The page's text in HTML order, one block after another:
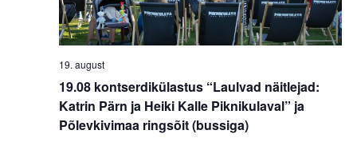
19.08 kontserdikülastus “Laulvad näitlejad:
Katrin Pärn ja Heiki Kalle Piknikulaval” ja
Põlevkivimaa ringsõit (bussiga)
19. august